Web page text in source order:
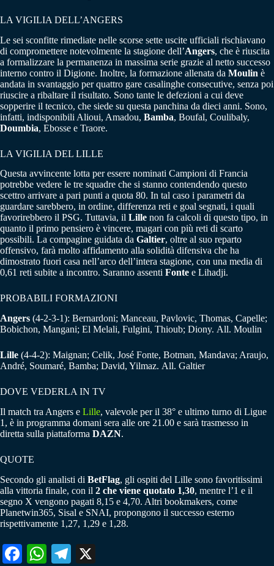
LA VIGILIA DELL’ANGERS
Le sei sconfitte rimediate nelle scorse sette uscite ufficiali rischiavano
di compromettere notevolmente la stagione dell’Angers, che è riuscita
a formalizzare la permanenza in massima serie grazie al netto successo
interno contro il Digione. Inoltre, la formazione allenata da Moulin è
andata in svantaggio per quattro gare casalinghe consecutive, senza poi
riuscire a ribaltare il risultato. Sono tante le defezioni a cui deve
sopperire il tecnico, che siede su questa panchina da dieci anni. Sono,
infatti, indisponibili Alioui, Amadou, Bamba, Boufal, Coulibaly,
Doumbia, Ebosse e Traore.
LA VIGILIA DEL LILLE
Questa avvincente lotta per essere nominati Campioni di Francia
potrebbe vedere le tre squadre che si stanno contendendo questo
scettro arrivare a pari punti a quota 80. In tal caso i parametri da
guardare sarebbero, in ordine, differenza reti e goal segnati, i quali
favorirebbero il PSG. Tuttavia, il Lille non fa calcoli di questo tipo, in
quanto il primo pensiero è vincere, magari con più reti di scarto
possibili. La compagine guidata da Galtier, oltre al suo reparto
offensivo, farà molto affidamento alla solidità difensiva che ha
dimostrato fuori casa nell’arco dell’intera stagione, con una media di
0,61 reti subite a incontro. Saranno assenti Fonte e Lihadji.
PROBABILI FORMAZIONI
Angers (4-2-3-1): Bernardoni; Manceau, Pavlovic, Thomas, Capelle;
Bobichon, Mangani; El Melali, Fulgini, Thioub; Diony. All. Moulin
Lille (4-4-2): Maignan; Celik, José Fonte, Botman, Mandava; Araujo,
André, Soumaré, Bamba; David, Yilmaz. All. Galtier
DOVE VEDERLA IN TV
Il match tra Angers e Lille, valevole per il 38° e ultimo turno di Ligue
1, è in programma domani sera alle ore 21.00 e sarà trasmesso in
diretta sulla piattaforma DAZN.
QUOTE
Secondo gli analisti di BetFlag, gli ospiti del Lille sono favoritissimi
alla vittoria finale, con il 2 che viene quotato 1,30, mentre l’1 e il
segno X vengono pagati 8,15 e 4,70. Altri bookmakers, come
Planetwin365, Sisal e SNAI, propongono il successo esterno
rispettivamente 1,27, 1,29 e 1,28.
Fa W
Te